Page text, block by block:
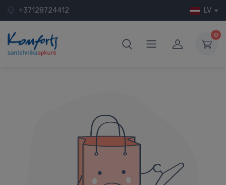
+37128724412 LV
0